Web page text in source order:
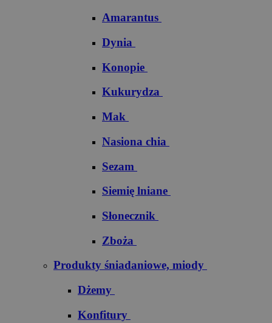
Amarantus
Dynia
Konopie
Kukurydza
Mak
Nasiona chia
Sezam
Siemię lniane
Słonecznik
Zboża
Produkty śniadaniowe, miody
Dżemy
Konfitury